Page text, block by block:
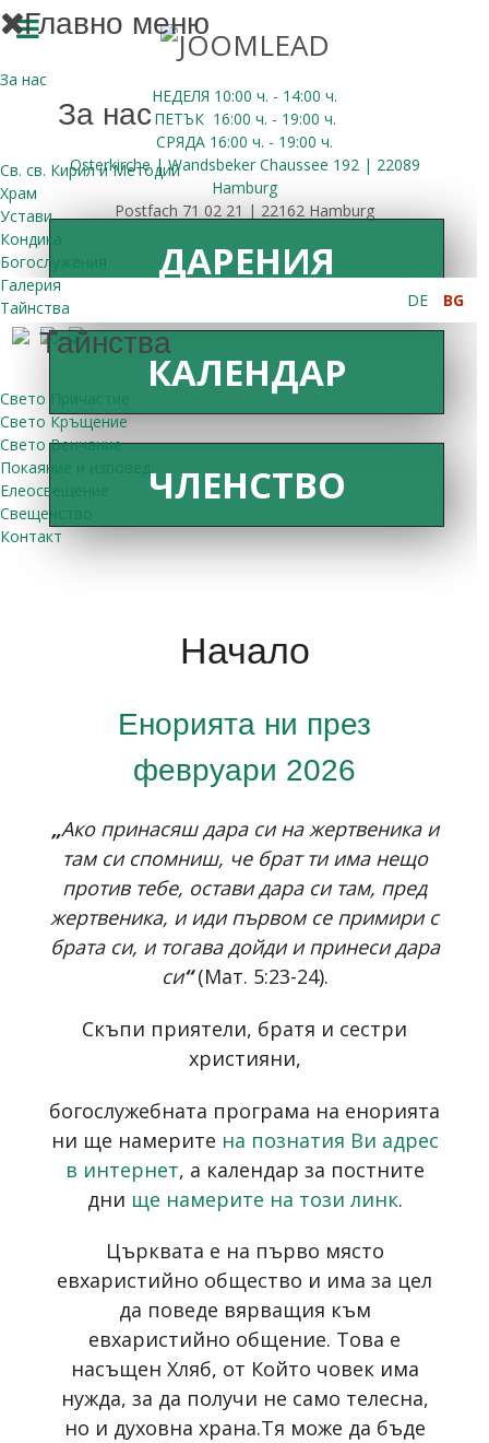
НЕДЕЛЯ 10:00 ч. - 14:00 ч.
ПЕТЪК 16:00 ч. - 19:00 ч.
СРЯДА 16:00 ч. - 19:00 ч.
Osterkirche | Wandsbeker Chaussee 192 | 22089
Hamburg
Postfach 71 02 21 | 22162 Hamburg
Главно меню
За нас
За нас
Св. св. Кирил и Методий
Храм
Устави
Кондика
Богослужения
Галерия
Тайнства
Тайнства
Свето Причастие
Свето Кръщение
Свето Венчание
Покаяние и изповед
Елеосвещение
Свещенство
Контакт
DE BG
ДАРЕНИЯ
КАЛЕНДАР
ЧЛЕНСТВО
Начало
Енорията ни през
февруари 2026
„Ако принасяш дара си на жертвеника и
там си спомниш, че брат ти има нещо
против тебе, остави дара си там, пред
жертвеника, и иди първом се примири с
брата си, и тогава дойди и принеси дара
си“(Мат. 5:23-24).
Скъпи приятели, братя и сестри
християни,
богослужебната програма на енорията
ни ще намерите на познатия Ви адрес
в интернет, а календар за постните
дни ще намерите на този линк.
Църквата е на първо място
евхаристийно общество и има за цел
да поведе вярващия към
евхаристийно общение. Това е
насъщен Хляб, от Който човек има
нужда, за да получи не само телесна,
но и духовна храна.Тя може да бъде